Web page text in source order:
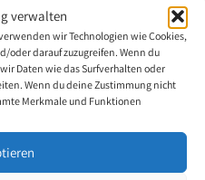
verwalten
wir Technologien wie Cookies,
oder darauf zuzugreifen. Wenn du
Daten wie das Surfverhalten oder
Wenn du deine Zustimmung nicht
Merkmale und Funktionen
1966 in Haifa geboren. Im
in einen schweren
sie an den Halswirbeln C4 –
eine permanente Lähmung
Nach einem sehr langen
ihre Schulausbildung ab, nahm
beendete das Studium in
Universität‘ in Tel Aviv. Auch